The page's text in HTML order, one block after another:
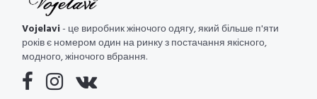
Vojelavi- це виробник жіночого одягу, який більше п'яти
років є номером один на ринку з постачання якісного,
модного, жіночого вбрання.